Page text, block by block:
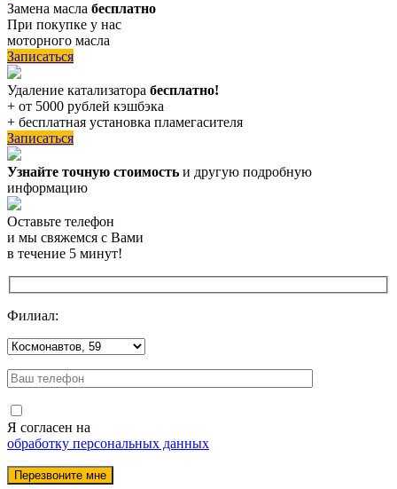
Замена масла бесплатно
При покупке у нас
моторного масла
Записаться
Удаление катализатора бесплатно!
+ от 5000 рублей кэшбэка
+ бесплатная установка пламегасителя
Записаться
Узнайте точную стоимость и другую подробную
информацию
Оставьте телефон
и мы свяжемся с Вами
в течение 5 минут!
Филиал:
Я согласен на
обработку персональных данных